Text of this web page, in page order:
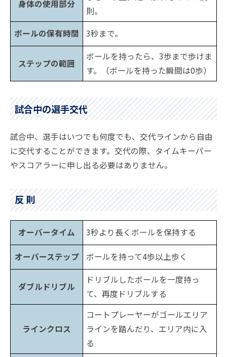
身体の使用部分
則。
ボールの保有時間
3秒まで。
ステップの範囲
ボールを持ったら、3歩まで歩けま
す。（ボールを持った瞬間は0歩）
試合中の選手交代
試合中、選手はいつでも何度でも、交代ラインから自由
に交代することができます。交代の際、タイムキーパー
やスコアラーに申し出る必要はありません。
反 則
オーバータイム 3秒より長くボールを保持する
オーバーステップ ボールを持って4歩以上歩く
ダブルドリブル
ドリブルしたボールを一度持っ
て、再度ドリブルする
ラインクロス
コートプレーヤーがゴールエリア
ラインを踏んだり、エリア内に入
る